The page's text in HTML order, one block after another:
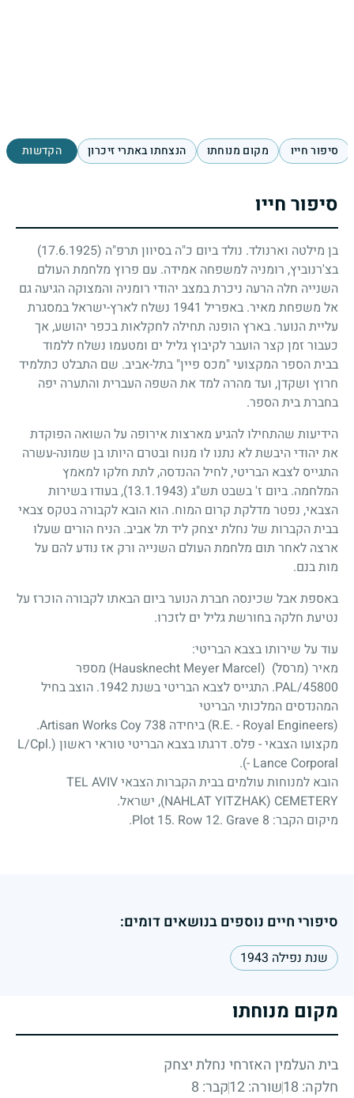
סיפור חייו מקום מנוחתו הנצחתו באתרי זיכרון הקדשות
סיפור חייו
בן מילטה וארנולד. נולד ביום כ"ה בסיוון תרפ"ה (17.6.1925)
בצ'רנוביץ, רומניה למשפחה אמידה. עם פרוץ מלחמת העולם
השנייה חלה הרעה ניכרת במצב יהודי רומניה והמצוקה הגיעה גם
אל משפחת מאיר. באפריל 1941 נשלח לארץ-ישראל במסגרת
עליית הנוער. בארץ הופנה תחילה לחקלאות בכפר יהושע, אך
כעבור זמן קצר הועבר לקיבוץ גליל ים ומטעמו נשלח ללמוד
בבית הספר המקצועי "מכס פיין" בתל-אביב. שם התבלט כתלמיד
חרוץ ושקדן, ועד מהרה למד את השפה העברית והתערה יפה
בחברת בית הספר.
הידיעות שהתחילו להגיע מארצות אירופה על השואה הפוקדת
את יהודי היבשת לא נתנו לו מנוח ובטרם היותו בן שמונה-עשרה
התגייס לצבא הבריטי, לחיל ההנדסה, לתת חלקו למאמץ
המלחמה. ביום ז' בשבט תש"ג (13.1.1943)
, בעודו בשירות
הצבאי, נפטר מדלקת קרום המוח. הוא הובא לקבורה בטקס צבאי
בבית הקברות של נחלת יצחק ליד תל אביב. הניח הורים שעלו
ארצה לאחר תום מלחמת העולם השנייה ורק אז נודע להם על
מות בנם.
באספת אבל שכינסה חברת הנוער ביום הבאתו לקבורה הוכרז על
נטיעת חלקה בחורשת גליל ים לזכרו.
עוד על שירותו בצבא הבריטי:
מאיר (מרסל) (Hausknecht Meyer Marcel) מספר
PAL/45800. התגייס לצבא הבריטי בשנת 1942. הוצב בחיל
המהנדסים המלכותי הבריטי
(R.E. - Royal Engineers) ביחידה 738 Artisan Works Coy.
מקצועו הצבאי - פלס. דרגתו בצבא הבריטי טוראי ראשון (L/Cpl.
- Lance Corporal).
הובא למנוחות עולמים בבית הקברות הצבאי TEL AVIV
(NAHLAT YITZHAK) CEMETERY, ישראל.
מיקום הקבר: Plot 15. Row 12. Grave 8.
סיפורי חיים נוספים בנושאים דומים:
שנת נפילה 1943
מקום מנוחתו
בית העלמין האזרחי נחלת יצחק
חלקה: 18
שורה: 12 קבר: 8